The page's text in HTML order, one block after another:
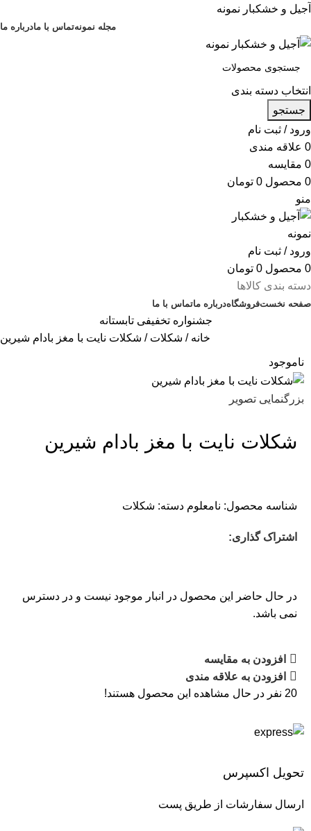
آجیل و خشکبار نمونه
مجله نمونهتماس با مادرباره ما
انتخاب دسته بندی
جستجو
ورود / ثبت نام
0 علاقه مندی
0 مقایسه
0 محصول 0 تومان
منو
ورود / ثبت نام
0 محصول 0 تومان
دسته بندی کالاها
صفحه نخستفروشگاهدرباره ماتماس با ما
جشنواره تخفیفی تابستانه
خانه شکلات شکلات نایت با مغز بادام شیرین
ناموجود
بزرگنمایی تصویر
شکلات نایت با مغز بادام شیرین
شناسه محصول: نامعلوم دسته: شکلات
اشتراک گذاری:
در حال حاضر این محصول در انبار موجود نیست و در دسترس
نمی باشد.
افزودن به مقایسه
افزودن به علاقه مندی
20 نفر در حال مشاهده این محصول هستند!
تحویل اکسپرس
ارسال سفارشات از طریق پست